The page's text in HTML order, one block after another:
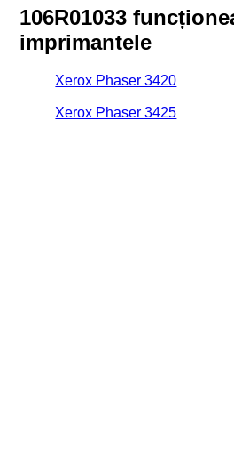
106R01033
imprimantele
Xerox Phaser 3420
Xerox Phaser 3425